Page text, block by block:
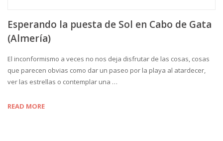
Esperando la puesta de Sol en Cabo de Gata
(Almería)
El inconformismo a veces no nos deja disfrutar de las cosas, cosas
que parecen obvias como dar un paseo por la playa al atardecer,
ver las estrellas o contemplar una …
READ MORE